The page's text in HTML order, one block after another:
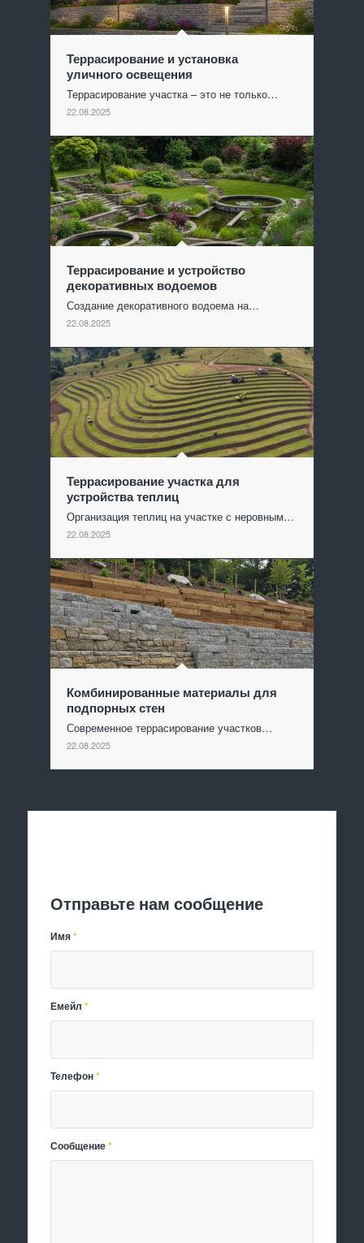
Террасирование и установка
уличного освещения
Террасирование участка – это не только…
22.08.2025
Террасирование и устройство
декоративных водоемов
Создание декоративного водоема на…
22.08.2025
Террасирование участка для
устройства теплиц
Организация теплиц на участке с неровным…
22.08.2025
Комбинированные материалы для
подпорных стен
Современное террасирование участков…
22.08.2025
Отправьте нам сообщение
Имя*
Емейл*
Телефон*
Сообщение*